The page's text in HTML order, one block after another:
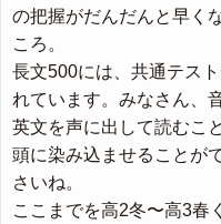
の把握がだんだんと早く
ころ。
長文500には、共通テス
れています。みなさん、
英文を声に出して読むこ
頭に染み込ませることが
さいね。
ここまでを高2冬〜高3春